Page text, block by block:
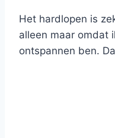
Het hardlopen is
alleen maar omdat
ontspannen ben.